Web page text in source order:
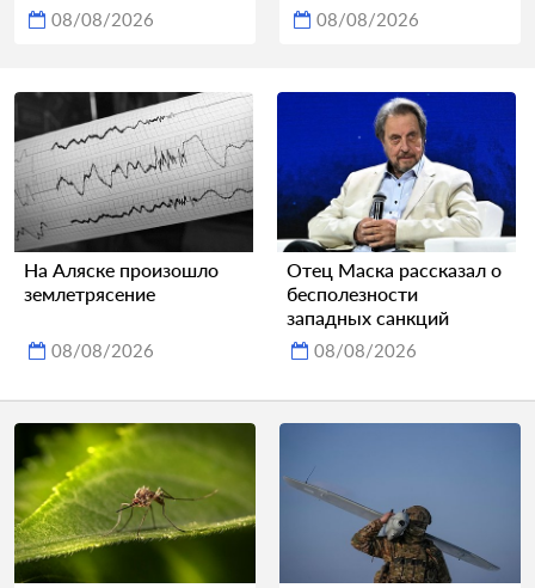
08/08/2026 08/08/2026
На Аляске произошло
землетрясение
08/08/2026
Отец Маска рассказал о
бесполезности
западных санкций
08/08/2026